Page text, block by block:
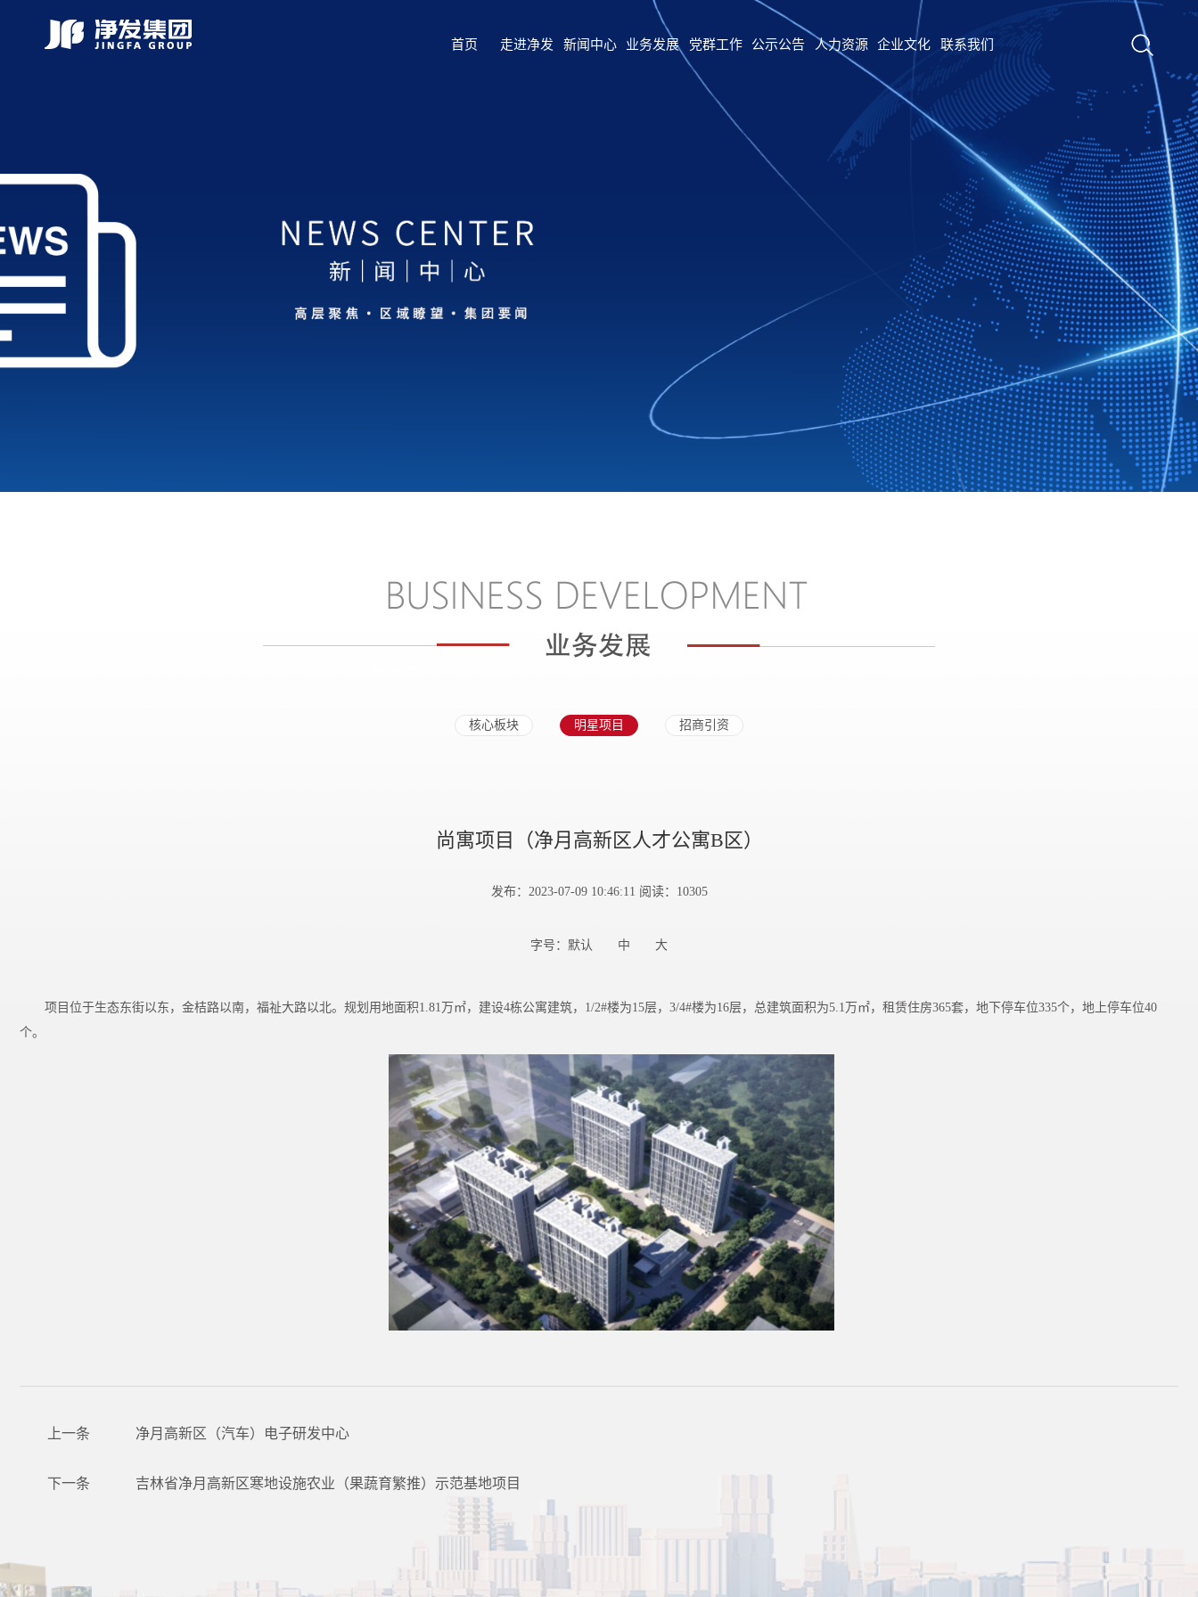
首页 走进净发 新闻中心 业务发展 党群工作 公示公告 人力资源 企业文化 联系我们
核心板块 明星项目 招商引资
尚寓项目（净月高新区人才公寓B区）
发布：2023-07-09 10:46:11 阅读：10305
字号： 默认 中 大
项目位于生态东街以东，金桔路以南，福祉大路以北。规划用地面积1.81万㎡，建设4栋公寓建筑，1/2#楼为15层，3/4#楼为16层，总建筑面积为5.1万㎡，租赁住房365套，地下停车位335个，地上停车位40
个。
上一条 净月高新区（汽车）电子研发中心
下一条 吉林省净月高新区寒地设施农业（果蔬育繁推）示范基地项目